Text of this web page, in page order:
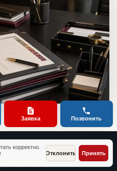
КЛИЕНТОВ
корректно.
Отклонить Принять
Заявка Позвонить